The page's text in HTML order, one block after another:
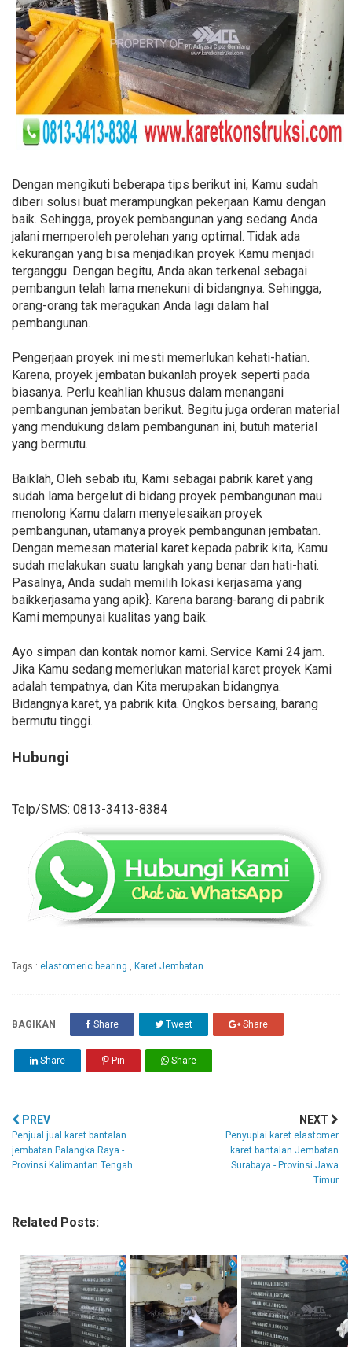
Dengan mengikuti beberapa tips berikut ini, Kamu sudah
diberi solusi buat merampungkan pekerjaan Kamu dengan
baik. Sehingga, proyek pembangunan yang sedang Anda
jalani memperoleh perolehan yang optimal. Tidak ada
kekurangan yang bisa menjadikan proyek Kamu menjadi
terganggu. Dengan begitu, Anda akan terkenal sebagai
pembangun telah lama menekuni di bidangnya. Sehingga,
orang-orang tak meragukan Anda lagi dalam hal
pembangunan.
Pengerjaan proyek ini mesti memerlukan kehati-hatian.
Karena, proyek jembatan bukanlah proyek seperti pada
biasanya. Perlu keahlian khusus dalam menangani
pembangunan jembatan berikut. Begitu juga orderan material
yang mendukung dalam pembangunan ini, butuh material
yang bermutu.
Baiklah, Oleh sebab itu, Kami sebagai pabrik karet yang
sudah lama bergelut di bidang proyek pembangunan mau
menolong Kamu dalam menyelesaikan proyek
pembangunan, utamanya proyek pembangunan jembatan.
Dengan memesan material karet kepada pabrik kita, Kamu
sudah melakukan suatu langkah yang benar dan hati-hati.
Pasalnya, Anda sudah memilih lokasi kerjasama yang
baikkerjasama yang apik}. Karena barang-barang di pabrik
Kami mempunyai kualitas yang baik.
Ayo simpan dan kontak nomor kami. Service Kami 24 jam.
Jika Kamu sedang memerlukan material karet proyek Kami
adalah tempatnya, dan Kita merupakan bidangnya.
Bidangnya karet, ya pabrik kita. Ongkos bersaing, barang
bermutu tinggi.
Hubungi
Telp/SMS: 0813-3413-8384
Tags : elastomeric bearing , Karet Jembatan
BAGIKAN Share Tweet Share
Share Pin Share
PREV
Penjual jual karet bantalan
jembatan Palangka Raya -
Provinsi Kalimantan Tengah
NEXT
Penyuplai karet elastomer
karet bantalan Jembatan
Surabaya - Provinsi Jawa
Timur
Related Posts: